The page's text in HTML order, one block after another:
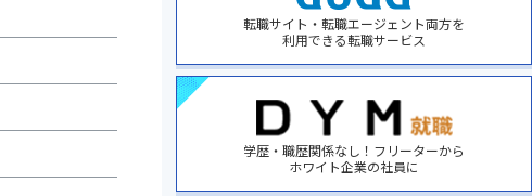
転職サイト・転職エージェント両方を
利用できる転職サービス
学歴・職歴関係なし！フリーターから
ホワイト企業の社員に